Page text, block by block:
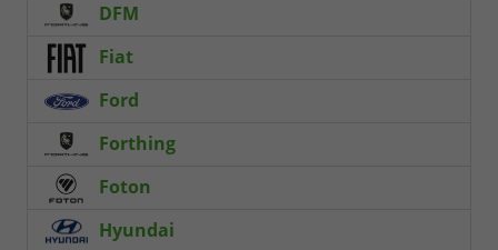
DFM
Fiat
Ford
Forthing
Foton
Hyundai